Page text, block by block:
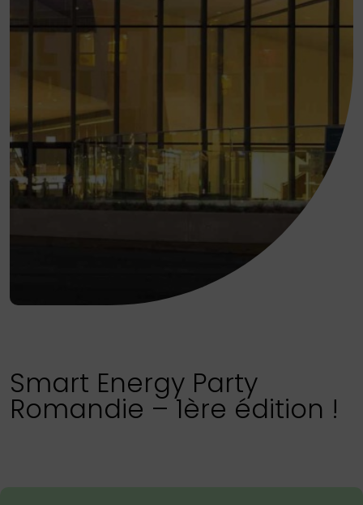
Smart Energy Party
Romandie – 1ère édition !